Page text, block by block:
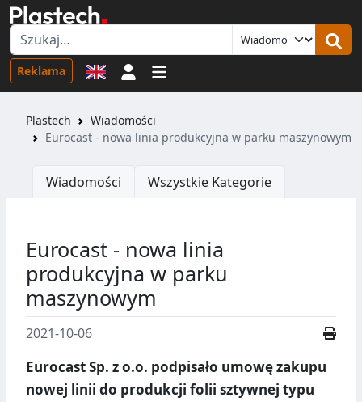
Reklama Logowanie
Plastech
Wiadomości
Eurocast - nowa linia produkcyjna w parku maszynowym
Wiadomości Wszystkie Kategorie
Eurocast - nowa linia
produkcyjna w parku
maszynowym
2021-10-06
Eurocast Sp. z o.o. podpisało umowę zakupu
nowej linii do produkcji folii sztywnej typu